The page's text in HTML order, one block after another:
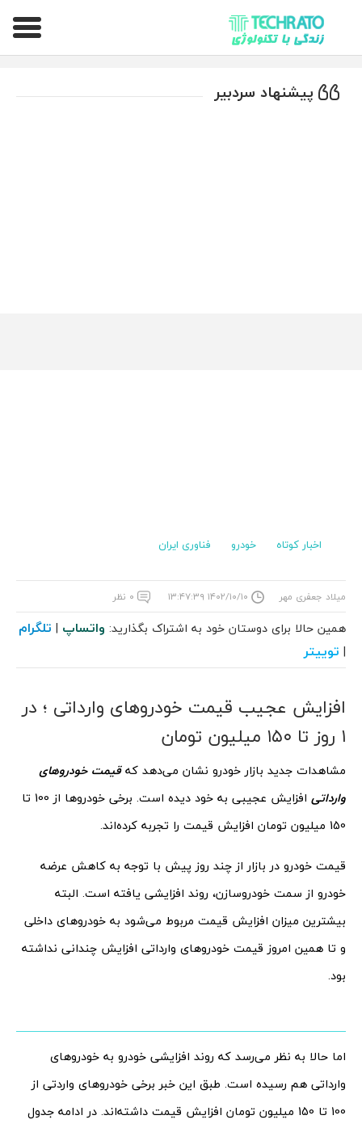
تکراتو – زندگی با تکنولوژی
پیشنهاد سردبیر
اخبار کوتاه خودرو فناوری ایران
میلاد جعفری مهر ۱۴۰۲/۱۰/۱۰ ۱۳:۴۷:۳۹ ۰ نظر
همین حالا برای دوستان خود به اشتراک بگذارید: واتساپ | تلگرام
| توییتر
افزایش عجیب قیمت خودروهای وارداتی ؛ در
۱ روز تا ۱۵۰ میلیون تومان
مشاهدات جدید بازار خودرو نشان می‌دهد کهقیمت خودروهای
وارداتی
افزایش عجیبی به خود دیده است. برخی خودروها از 100 تا
150 میلیون تومان افزایش قیمت را تجربه کرده‌اند.
قیمت خودرو در بازار از چند روز پیش با توجه به کاهش عرضه
خودرو از سمت خودروسازن، روند افزایشی یافته است. البته
بیشترین میزان افزایش قیمت مربوط می‌شود به خودروهای داخلی
و تا همین امروز قیمت خودروهای وارداتی افزایش چندانی نداشته
بود.
اما حالا به نظر می‌رسد که روند افزایشی خودرو به خودروهای
وارداتی هم رسیده است. طبق این خبر برخی خودروهای واردتی از
100 تا 150 میلیون تومان افزایش قیمت داشته‌اند. در ادامه جدول